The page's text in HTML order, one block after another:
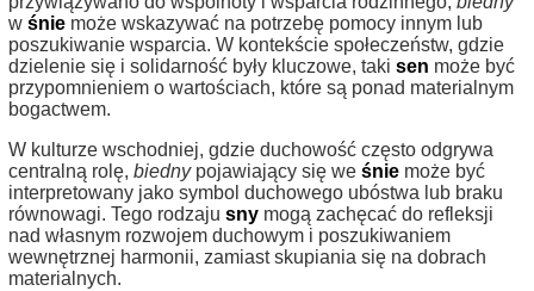
w śnie może wskazywać na potrzebę pomocy innym lub
poszukiwanie wsparcia. W kontekście społeczeństw, gdzie
dzielenie się i solidarność były kluczowe, taki sen może być
przypomnieniem o wartościach, które są ponad materialnym
bogactwem.
W kulturze wschodniej, gdzie duchowość często odgrywa
centralną rolę, biednypojawiający się we śnie może być
interpretowany jako symbol duchowego ubóstwa lub braku
równowagi. Tego rodzaju sny mogą zachęcać do refleksji
nad własnym rozwojem duchowym i poszukiwaniem
wewnętrznej harmonii, zamiast skupiania się na dobrach
materialnych.